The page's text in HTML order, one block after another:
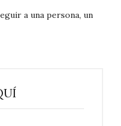
a una persona, un